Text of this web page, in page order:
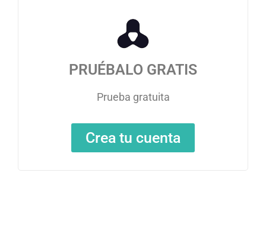
PRUÉBALO GRATIS
Prueba gratuita
Crea tu cuenta